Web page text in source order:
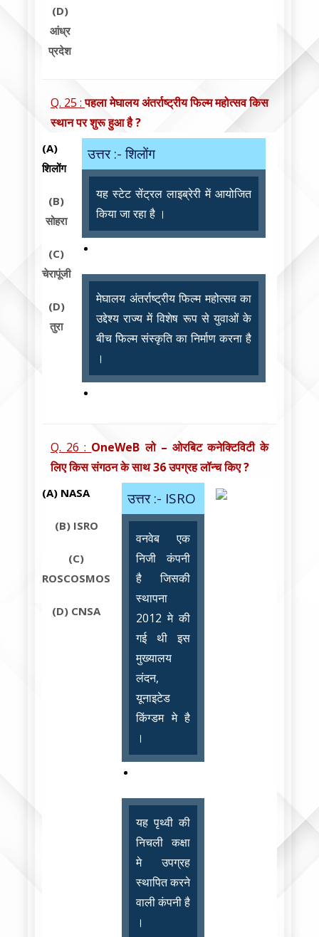
(D)
आंध्र
प्रदेश
Q. 25 :पहला मेघालय अंतर्राष्ट्रीय फिल्म महोत्सव किस
स्थान पर शुरू हुआ है ?
(A)
शिलोंग
(B)
सोहरा
(C)
चेरापूंजी
(D)
तुरा
उत्तर :- शिलोंग
यह स्टेट सेंट्रल लाइब्रेरी में आयोजित
किया जा रहा है ।
मेघालय अंतर्राष्ट्रीय फिल्म महोत्सव का
उद्देश्य राज्य में विशेष रूप से युवाओं के
बीच फिल्म संस्कृति का निर्माण करना है
।
Q. 26 : OneWeB लो – ओरबिट कनेक्टिविटी के
लिए किस संगठन के साथ 36 उपग्रह लॉन्च किए ?
(A) NASA
(B)ISRO
(C)
ROSCOSMOS
(D) CNSA
उत्तर :- ISRO
वनवेब एक
निजी कंपनी
है जिसकी
स्थापना
2012 मे की
गई थी इस
मुख्यालय
लंदन,
यूनाइटेड
किंग्डम मे है
।
यह पृथ्वी की
निचली कक्षा
मे उपग्रह
स्थापित करने
वाली कंपनी है
।